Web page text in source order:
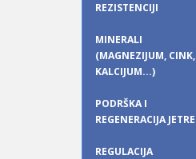
REZISTENCIJI
MINERALI
(MAGNEZIJUM, CINK,
KALCIJUM...)
PODRŠKA I
REGENERACIJA JETRE
REGULACIJA